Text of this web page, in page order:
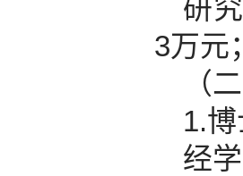
研
3万元
（
1.
经